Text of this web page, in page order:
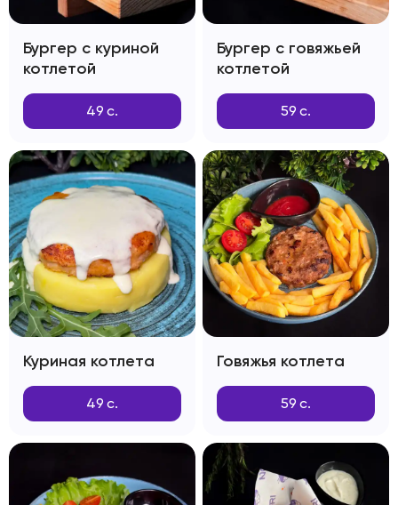
Бургер с куриной
котлетой
49 с.
Бургер с говяжьей
котлетой
59 с.
Куриная котлета
49 с.
Говяжья котлета
59 с.